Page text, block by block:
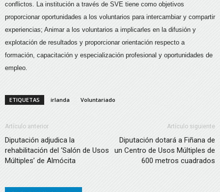
conflictos. La institución a través de SVE tiene como objetivos
proporcionar oportunidades a los voluntarios para intercambiar y compartir
experiencias; Animar a los voluntarios a implicarles en la difusión y
explotación de resultados y proporcionar orientación respecto a
formación, capacitación y especialización profesional y oportunidades de
empleo.
ETIQUETAS irlanda Voluntariado
Artículo anterior
Diputación adjudica la
rehabilitación del ‘Salón de Usos
Múltiples’ de Almócita
Artículo siguiente
Diputación dotará a Fiñana de
un Centro de Usos Múltiples de
600 metros cuadrados